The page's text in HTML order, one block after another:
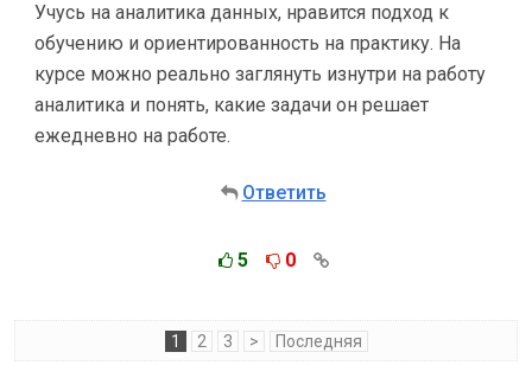
Учусь на аналитика данных, нравится подход к
обучению и ориентированность на практику. На
курсе можно реально заглянуть изнутри на работу
аналитика и понять, какие задачи он решает
ежедневно на работе.
Ответить
5 0
1 2 3 > Последняя